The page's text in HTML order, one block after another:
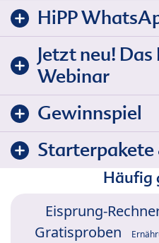
HiPP
Jetzt neu!
Webinar
Gewinnspiel
Starterpakete
Häufig
Eisprung-
Gratisproben